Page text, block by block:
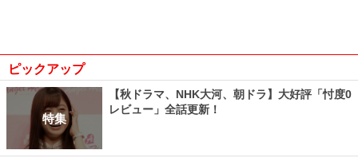
ピックアップ
特集
【秋ドラマ、NHK大河、朝ドラ】大好評「忖度0
レビュー」全話更新！